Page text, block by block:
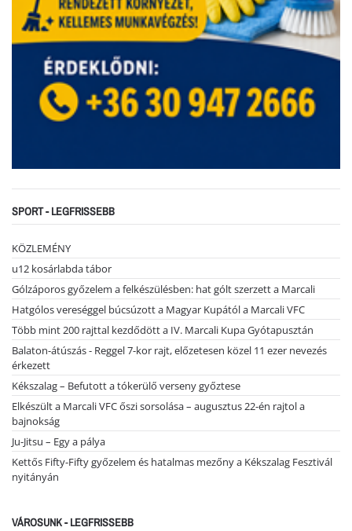
SPORT - LEGFRISSEBB
KÖZLEMÉNY
u12 kosárlabda tábor
Gólzáporos győzelem a felkészülésben: hat gólt szerzett a Marcali
Hatgólos vereséggel búcsúzott a Magyar Kupától a Marcali VFC
Több mint 200 rajttal kezdődött a IV. Marcali Kupa Gyótapusztán
Balaton-átúszás - Reggel 7-kor rajt, előzetesen közel 11 ezer nevezés
érkezett
Kékszalag – Befutott a tókerülő verseny győztese
Elkészült a Marcali VFC őszi sorsolása – augusztus 22-én rajtol a
bajnokság
Ju-Jitsu – Egy a pálya
Kettős Fifty-Fifty győzelem és hatalmas mezőny a Kékszalag Fesztivál
nyitányán
VÁROSUNK - LEGFRISSEBB